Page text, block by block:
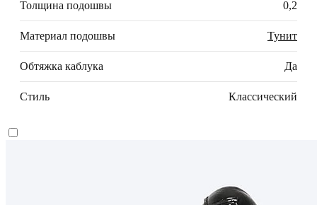
Толщина подошвы 0,2
Материал подошвы Тунит
Обтяжка каблука Да
Стиль Классический